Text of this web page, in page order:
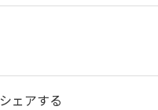
シェアする